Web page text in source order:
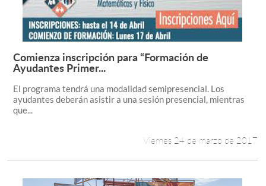
Leer más +
Comienza inscripción para “Formación de
Ayudantes Primer...
El programa tendrá una modalidad semipresencial. Los
ayudantes deberán asistir a una sesión presencial, mientras
que...
Viernes 24 de marzo de 2017